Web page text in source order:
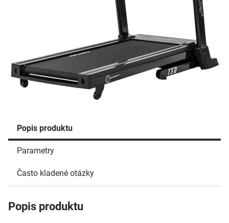
Popis produktu
Parametry
Často kladené otázky
Popis produktu